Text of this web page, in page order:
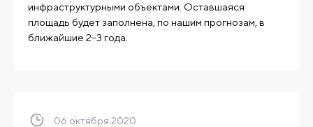
инфраструктурными объектами. Оставшаяся
площадь будет заполнена, по нашим прогнозам, в
ближайшие 2–3 года.
06 октября 2020